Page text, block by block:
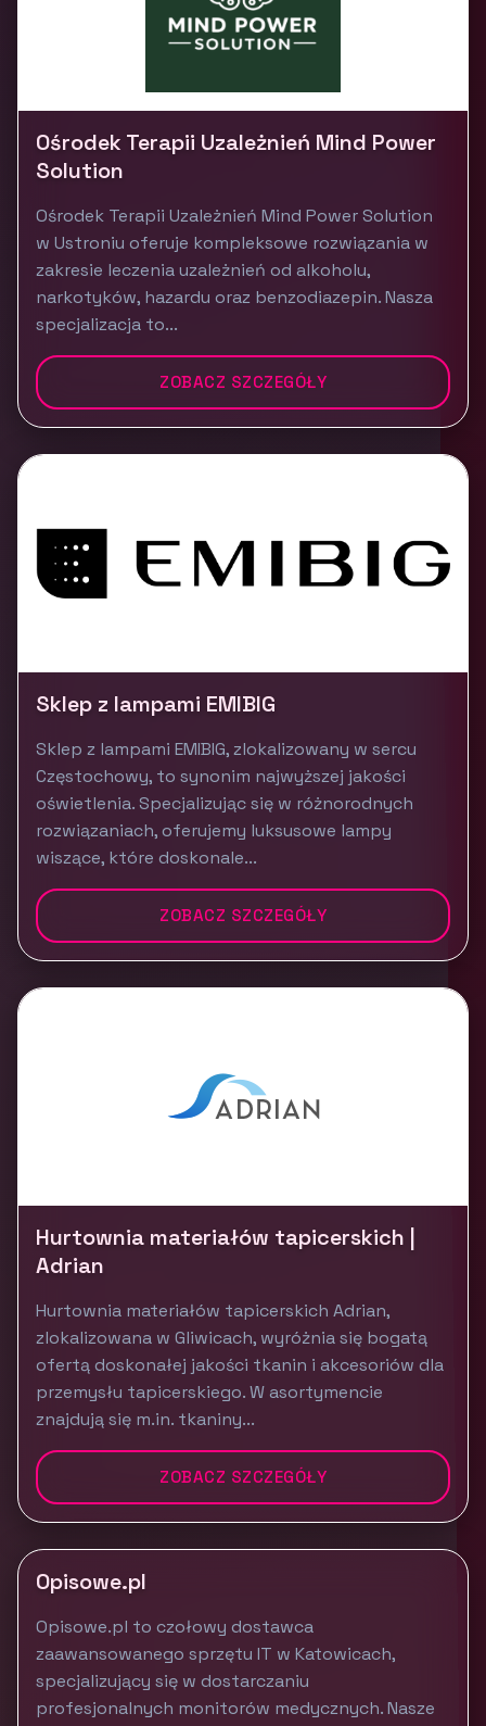
Ośrodek Terapii Uzależnień Mind Power
Solution
Ośrodek Terapii Uzależnień Mind Power Solution
w Ustroniu oferuje kompleksowe rozwiązania w
zakresie leczenia uzależnień od alkoholu,
narkotyków, hazardu oraz benzodiazepin. Nasza
specjalizacja to...
ZOBACZ SZCZEGÓŁY
Sklep z lampami EMIBIG
Sklep z lampami EMIBIG, zlokalizowany w sercu
Częstochowy, to synonim najwyższej jakości
oświetlenia. Specjalizując się w różnorodnych
rozwiązaniach, oferujemy luksusowe lampy
wiszące, które doskonale...
ZOBACZ SZCZEGÓŁY
Hurtownia materiałów tapicerskich |
Adrian
Hurtownia materiałów tapicerskich Adrian,
zlokalizowana w Gliwicach, wyróżnia się bogatą
ofertą doskonałej jakości tkanin i akcesoriów dla
przemysłu tapicerskiego. W asortymencie
znajdują się m.in. tkaniny...
ZOBACZ SZCZEGÓŁY
Opisowe.pl
Opisowe.pl to czołowy dostawca
zaawansowanego sprzętu IT w Katowicach,
specjalizujący się w dostarczaniu
profesjonalnych monitorów medycznych. Nasze